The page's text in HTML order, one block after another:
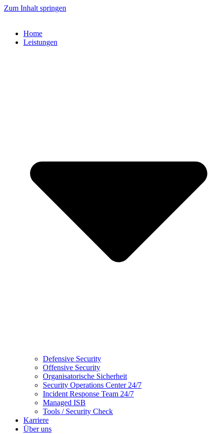
Zum Inhalt springen
Home
Leistungen
Defensive Security
Offensive Security
Organisatorische Sicherheit
Security Operations Center 24/7
Incident Response Team 24/7
Managed ISB
Tools / Security Check
Karriere
Über uns